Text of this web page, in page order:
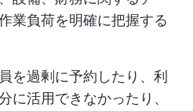
業負荷を明確に把握する
を過剰に予約したり、利
に活用できなかったり、